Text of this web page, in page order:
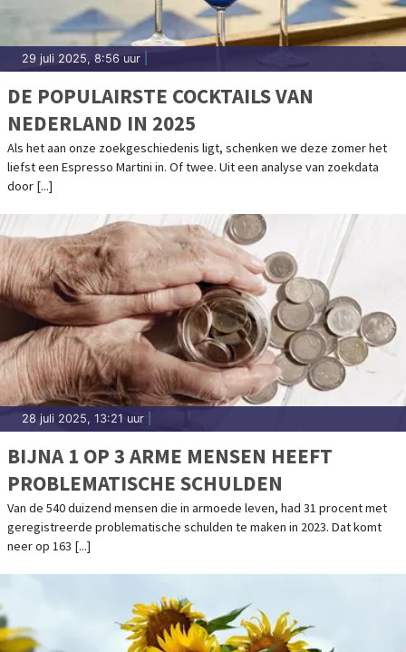
29 juli 2025, 8:56 uur
DE POPULAIRSTE COCKTAILS VAN
NEDERLAND IN 2025
Als het aan onze zoekgeschiedenis ligt, schenken we deze zomer het
liefst een Espresso Martini in. Of twee. Uit een analyse van zoekdata
door [...]
28 juli 2025, 13:21 uur
BIJNA 1 OP 3 ARME MENSEN HEEFT
PROBLEMATISCHE SCHULDEN
Van de 540 duizend mensen die in armoede leven, had 31 procent met
geregistreerde problematische schulden te maken in 2023. Dat komt
neer op 163 [...]